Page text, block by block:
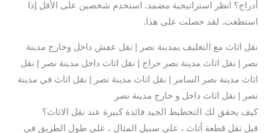
أدراج؟ انظر استراتيجية مضمد. استخدم شخصين على الأقل إذا
استطعت. لقد حصلت على هذا.
نقل اثاث مع التغليف بمدينة نصر | نقل عفش داخل وخارج مدينة
نصر | نقل اثاث مدينة نصر حراج | نقل اثاث داخل مدينة نصر | نقل
اثاث مدينة نصر السامر | نقل اثاث مدينة نصر | نقل اثاث في مدينة
نصر | نقل اثاث داخل و خارج مدينة نصر
كيف يحقق لك التخطيط الجيد فائدة كبيرة عند نقل الاثاث؟
قبل نقل قطعة أثاث ، على سبيل المثال ، على طول الطريق في